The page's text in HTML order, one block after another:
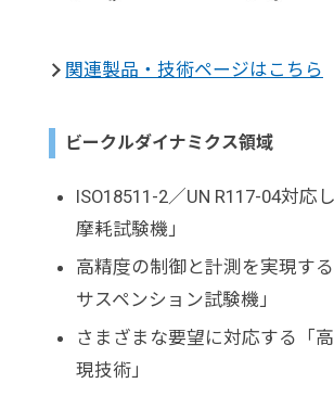
関連製品・技術ページはこちら
ビークルダイナミクス領域
ISO18511-2／UN R117-04対応
摩耗試験機」
高精度の制御と計測を実現する
サスペンション試験機」
さまざまな要望に対応する「
現技術」